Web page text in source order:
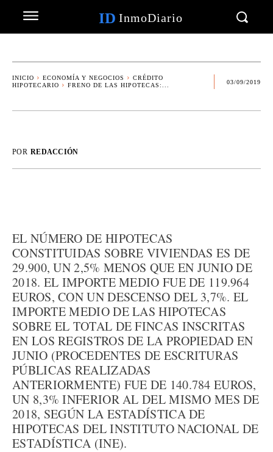
ID InmoDiario
INICIO ECONOMÍA Y NEGOCIOS
CRÉDITO
HIPOTECARIO
FRENO DE LAS HIPOTECAS:...
03/09/2019
POR REDACCIÓN
EL NÚMERO DE HIPOTECAS
CONSTITUIDAS SOBRE VIVIENDAS ES DE
29.900, UN 2,5% MENOS QUE EN JUNIO DE
2018. EL IMPORTE MEDIO FUE DE 119.964
EUROS, CON UN DESCENSO DEL 3,7%. EL
IMPORTE MEDIO DE LAS HIPOTECAS
SOBRE EL TOTAL DE FINCAS INSCRITAS
EN LOS REGISTROS DE LA PROPIEDAD EN
JUNIO (PROCEDENTES DE ESCRITURAS
PÚBLICAS REALIZADAS
ANTERIORMENTE) FUE DE 140.784 EUROS,
UN 8,3% INFERIOR AL DEL MISMO MES DE
2018, SEGÚN LA ESTADÍSTICA DE
HIPOTECAS DEL INSTITUTO NACIONAL DE
ESTADÍSTICA (INE).